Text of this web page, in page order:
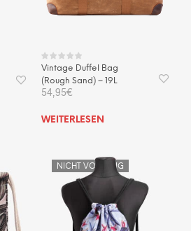
Vintage Duffel Bag
(Rough Sand) – 19L
54,95€
WEITERLESEN
NICHT VORRÄTIG